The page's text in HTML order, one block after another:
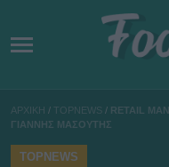
ΑΡΧΙΚΗ / TOPNEWS / RETAIL
ΓΙΑΝΝΗΣ ΜΑΣΟΥΤΗΣ
TOPNEWS